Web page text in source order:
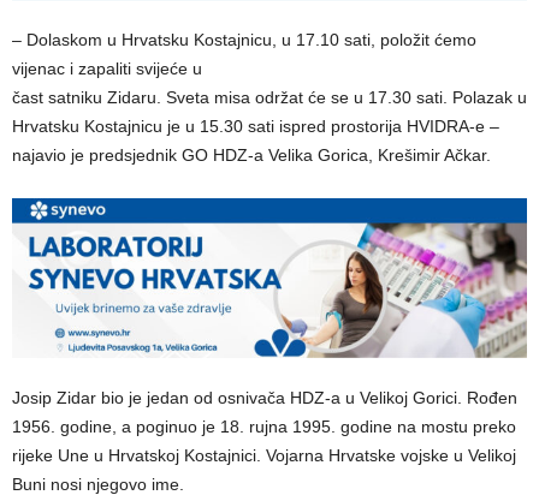
– Dolaskom u Hrvatsku Kostajnicu, u 17.10 sati, položit ćemo
vijenac i zapaliti svijeće u
čast satniku Zidaru. Sveta misa održat će se u 17.30 sati. Polazak u
Hrvatsku Kostajnicu je u 15.30 sati ispred prostorija HVIDRA-e –
najavio je predsjednik GO HDZ-a Velika Gorica, Krešimir Ačkar.
Josip Zidar bio je jedan od osnivača HDZ-a u Velikoj Gorici. Rođen
1956. godine, a poginuo je 18. rujna 1995. godine na mostu preko
rijeke Une u Hrvatskoj Kostajnici. Vojarna Hrvatske vojske u Velikoj
Buni nosi njegovo ime.